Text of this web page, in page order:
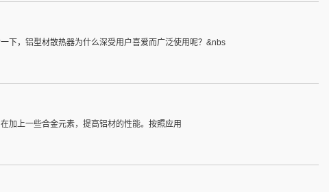
下，铝型材散热器为什么深受用户喜爱而广泛使用呢？&nbs
加上一些合金元素，提高铝材的性能。按照应用